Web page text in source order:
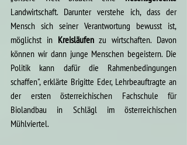
Landwirtschaft. Darunter verstehe ich, dass der
Mensch sich seiner Verantwortung bewusst ist,
möglichst in Kreisläufen zu wirtschaften. Davon
können wir dann junge Menschen begeistern. Die
Politik kann dafür die Rahmenbedingungen
schaffen", erklärte Brigitte Eder, Lehrbeauftragte an
der ersten österreichischen Fachschule für
Biolandbau in Schlägl im österreichischen
Mühlviertel.